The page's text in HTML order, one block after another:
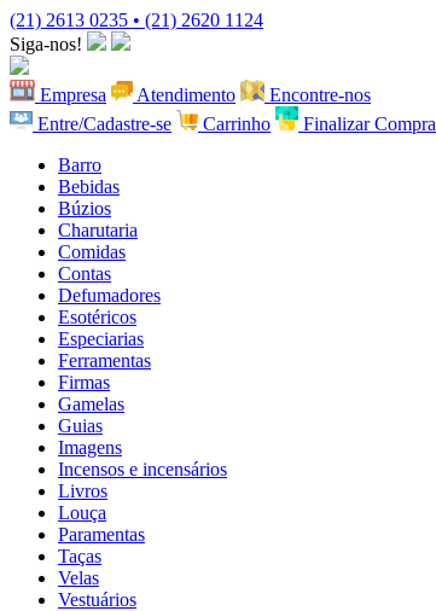
(21) 2613 0235 • (21) 2620 1124
Siga-nos!
Empresa Atendimento
Encontre-nos
Entre/Cadastre-se
Carrinho
Finalizar Compra
Barro
Bebidas
Búzios
Charutaria
Comidas
Contas
Defumadores
Esotéricos
Especiarias
Ferramentas
Firmas
Gamelas
Guias
Imagens
Incensos e incensários
Livros
Louça
Paramentas
Taças
Velas
Vestuários